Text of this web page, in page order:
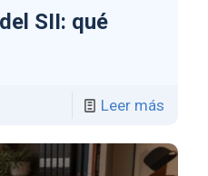
SII: qué
Leer más